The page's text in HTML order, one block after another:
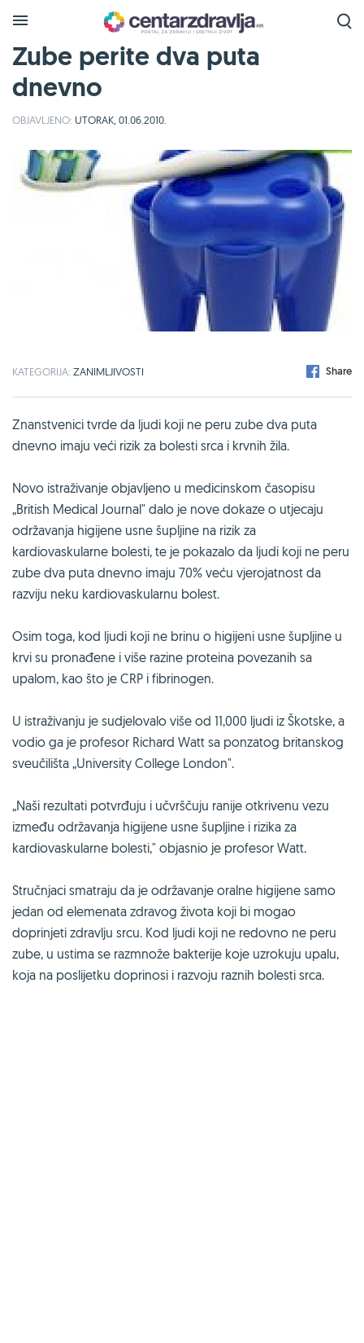
Zube perite dva puta
dnevno
OBJAVLJENO: UTORAK, 01.06.2010.
KATEGORIJA: ZANIMLJIVOSTI Share
Znanstvenici tvrde da ljudi koji ne peru zube dva puta
dnevno imaju veći rizik za bolesti srca i krvnih žila.
Novo istraživanje objavljeno u medicinskom časopisu
„British Medical Journal" dalo je nove dokaze o utjecaju
održavanja higijene usne šupljine na rizik za
kardiovaskularne bolesti, te je pokazalo da ljudi koji ne peru
zube dva puta dnevno imaju 70% veću vjerojatnost da
razviju neku kardiovaskularnu bolest.
Osim toga, kod ljudi koji ne brinu o higijeni usne šupljine u
krvi su pronađene i više razine proteina povezanih sa
upalom, kao što je CRP i fibrinogen.
U istraživanju je sudjelovalo više od 11,000 ljudi iz Škotske, a
vodio ga je profesor Richard Watt sa ponzatog britanskog
sveučilišta „University College London".
„Naši rezultati potvrđuju i učvrščuju ranije otkrivenu vezu
između održavanja higijene usne šupljine i rizika za
kardiovaskularne bolesti," objasnio je profesor Watt.
Stručnjaci smatraju da je održavanje oralne higijene samo
jedan od elemenata zdravog života koji bi mogao
doprinjeti zdravlju srcu. Kod ljudi koji ne redovno ne peru
zube, u ustima se razmnože bakterije koje uzrokuju upalu,
koja na poslijetku doprinosi i razvoju raznih bolesti srca.